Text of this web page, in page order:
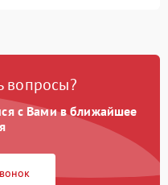
₽ Подробнее →
₽ Подробнее →
вопросы?
с Вами в ближайшее